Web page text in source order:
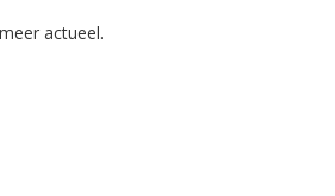
actueel.